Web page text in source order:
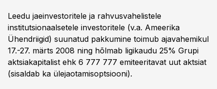
Leedu jaeinvestoritele ja rahvusvahelistele
institutsionaalsetele investoritele (v.a. Ameerika
Ühendriigid) suunatud pakkumine toimub ajavahemikul
17.-27. märts 2008 ning hõlmab ligikaudu 25% Grupi
aktsiakapitalist ehk 6 777 777 emiteeritavat uut aktsiat
(sisaldab ka ülejaotamisoptsiooni).